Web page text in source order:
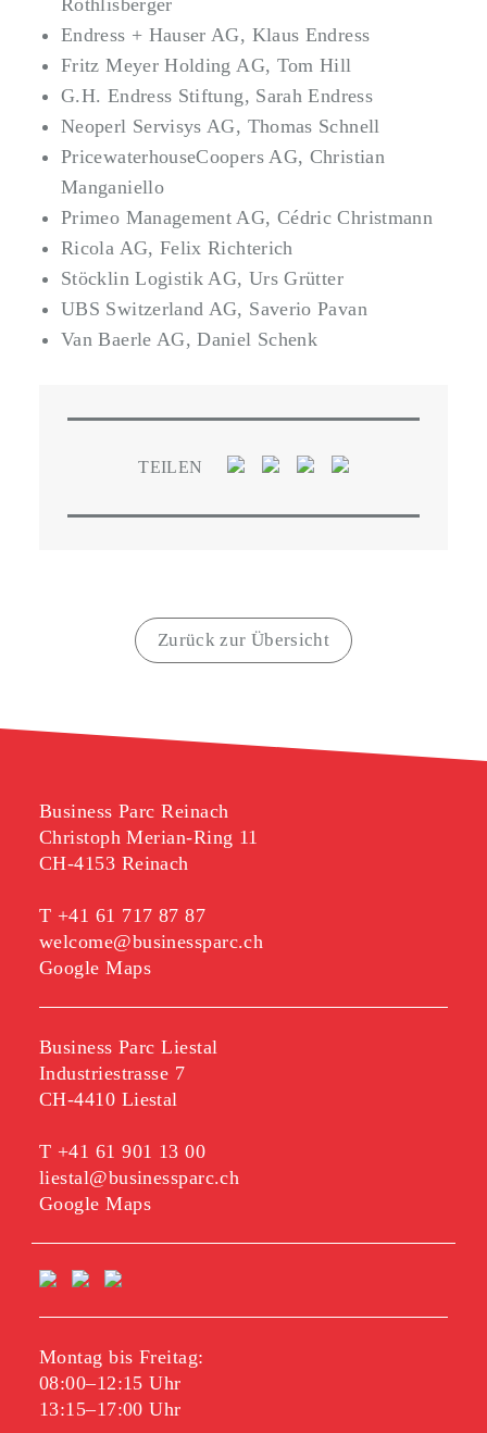
Röthlisberger
Endress + Hauser AG, Klaus Endress
Fritz Meyer Holding AG, Tom Hill
G.H. Endress Stiftung, Sarah Endress
Neoperl Servisys AG, Thomas Schnell
PricewaterhouseCoopers AG, Christian
Manganiello
Primeo Management AG, Cédric Christmann
Ricola AG, Felix Richterich
Stöcklin Logistik AG, Urs Grütter
UBS Switzerland AG, Saverio Pavan
Van Baerle AG, Daniel Schenk
TEILEN
Zurück zur Übersicht
Business Parc Reinach
Christoph Merian-Ring 11
CH-4153 Reinach
T +41 61 717 87 87
welcome@businessparc.ch
Google Maps
Business Parc Liestal
Industriestrasse 7
CH-4410 Liestal
T +41 61 901 13 00
liestal@businessparc.ch
Google Maps
Montag bis Freitag:
08:00–12:15 Uhr
13:15–17:00 Uhr